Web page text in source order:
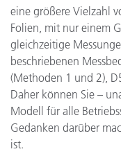
eine größere Vielzahl
Folien, mit nur einem
gleichzeitige
beschriebenen
(Methoden 1 und 2),
Daher können Sie –
Modell für alle
Gedanken darüber
ist.